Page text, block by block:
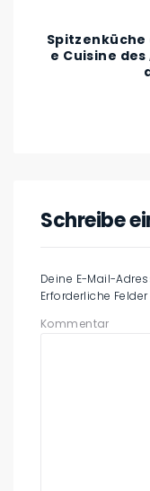
Spitzenküche
e Cuisine
Schreibe
Deine E-Mail-
Erforderliche
Kommentar